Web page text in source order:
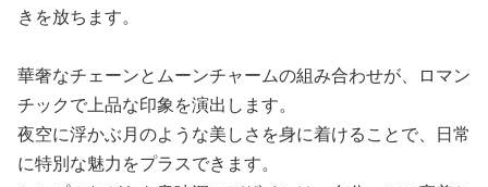
きを放ちます。
華奢なチェーンとムーンチャームの組み合わせが、ロマン
チックで上品な印象を演出します。
夜空に浮かぶ月のような美しさを身に着けることで、日常
に特別な魅力をプラスできます。